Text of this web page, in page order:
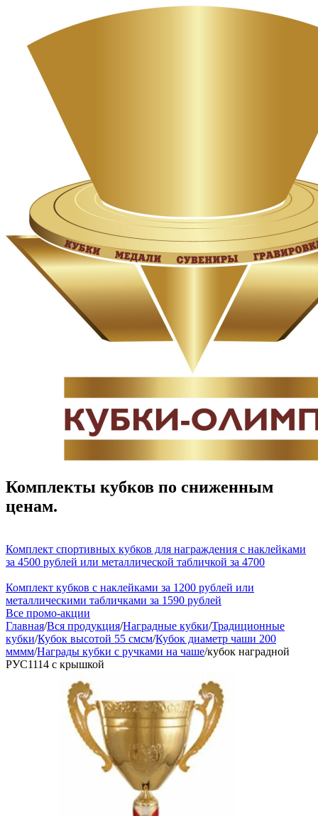
Комплекты кубков по сниженным
ценам.
Комплект спортивных кубков для награждения с наклейками
за 4500 рублей или металлической табличкой за 4700
Комплект кубков с наклейками за 1200 рублей или
металлическими табличками за 1590 рублей
Все промо-акции
Главная/Вся продукция/Наградные кубки/Традиционные
кубки/Кубок высотой 55 смсм/Кубок диаметр чаши 200
мммм/Награды кубки с ручками на чаше/кубок наградной
РУС1114 с крышкой